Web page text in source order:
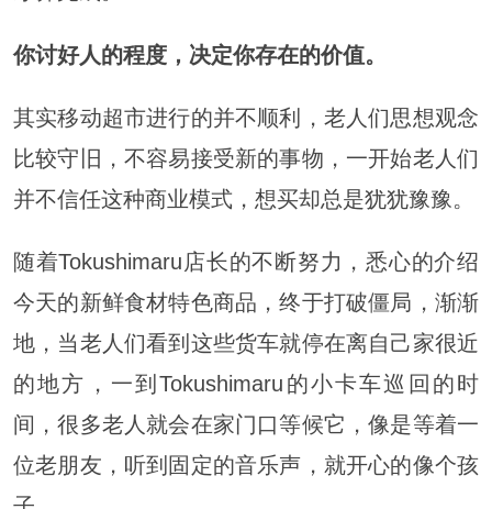
你讨好人的程度， 决定你存在的价值。
其实移动超市进行的并不顺利，老人们思想观念
比较守旧，不容易接受新的事物，一开始老人们
并不信任这种商业模式，想买却总是犹犹豫豫。
随着Tokushimaru店长的不断努力，悉心的介绍
今天的新鲜食材特色商品，终于打破僵局，渐渐
地，当老人们看到这些货车就停在离自己家很近
的地方，一到Tokushimaru的小卡车巡回的时
间，很多老人就会在家门口等候它，像是等着一
位老朋友，听到固定的音乐声，就开心的像个孩